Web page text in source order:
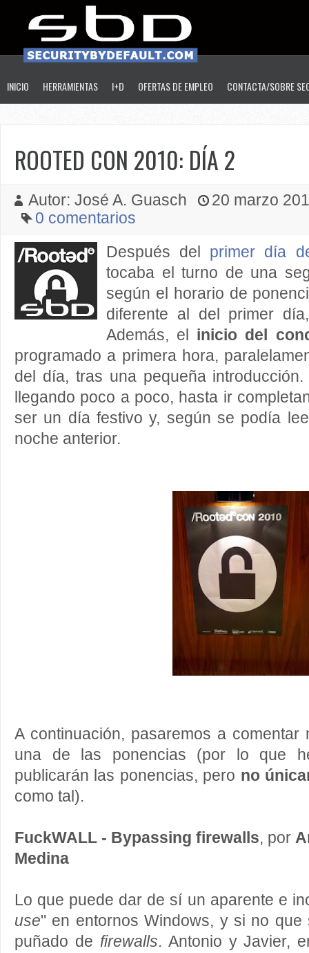
INICIO HERRAMIENTAS I+D OFERTAS DE EMPLEO CONTACTA/SOBRE
ROOTED CON 2010: DÍA 2
Autor: José A. Guasch
20 marzo
0 comentarios
Después del primer día
tocaba el turno de una
según el horario de
diferente al del primer
Además, el inicio del
programado a primera hora,
del día, tras una pequeña
llegando poco a poco, hasta ir
ser un día festivo y, según se podía
noche anterior.
A continuación, pasaremos a comentar
una de las ponencias (por lo que
publicarán las ponencias, pero no
como tal).
FuckWALL - Bypassing firewalls, por
Medina
Lo que puede dar de sí un aparente e
use" en entornos Windows, y si no
puñado de firewalls. Antonio y Javier,